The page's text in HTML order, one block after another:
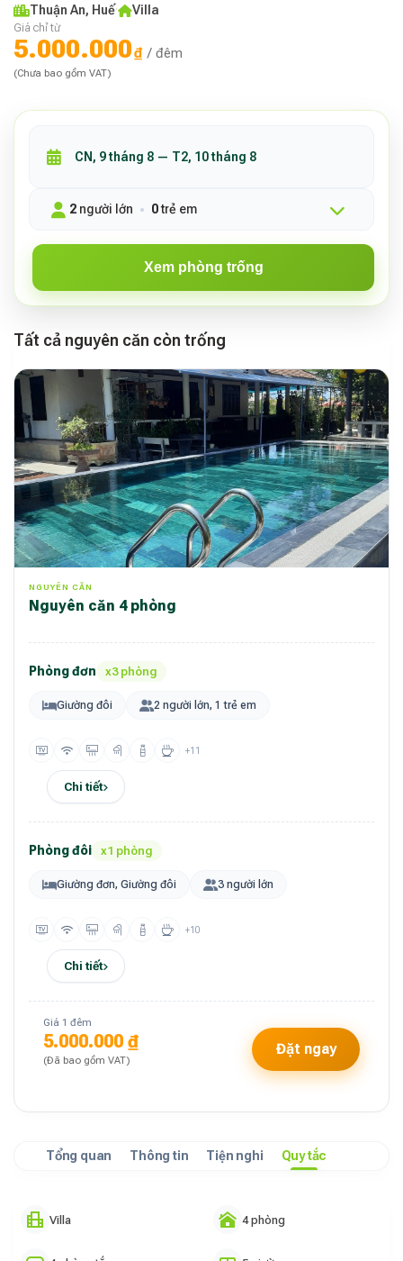
Thuận An, Huế· Villa
Giá chỉ từ
5.000.000₫ / đêm
(Chưa bao gồm VAT)
2 người lớn 0trẻ em
Xem phòng trống
Tất cả nguyên căn còn trống
NGUYÊN CĂN
Nguyên căn 4 phòng
Phòng đơn x3 phòng
Giường đôi 2 người lớn, 1 trẻ em
+11
Chi tiết
Phòng đôi x1 phòng
Giường đơn, Giường đôi 3 người lớn
+10
Chi tiết
Giá 1 đêm
5.000.000 ₫
(Đã bao gồm VAT)
Đặt ngay
Tổng quan Thông tin Tiện nghi Quy tắc
Villa 4 phòng